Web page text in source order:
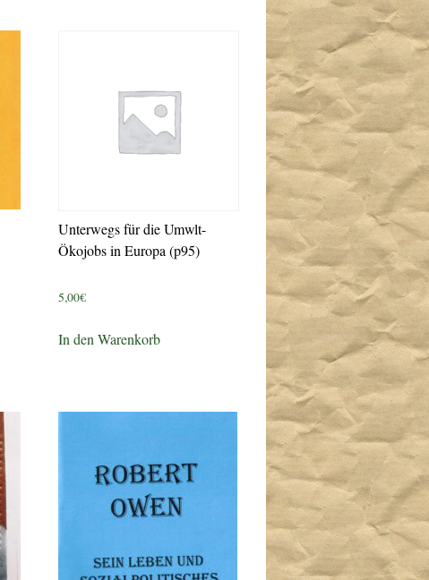
Unterwegs für die Umwlt-
Ökojobs in Europa (p95)
5,00€
In den Warenkorb